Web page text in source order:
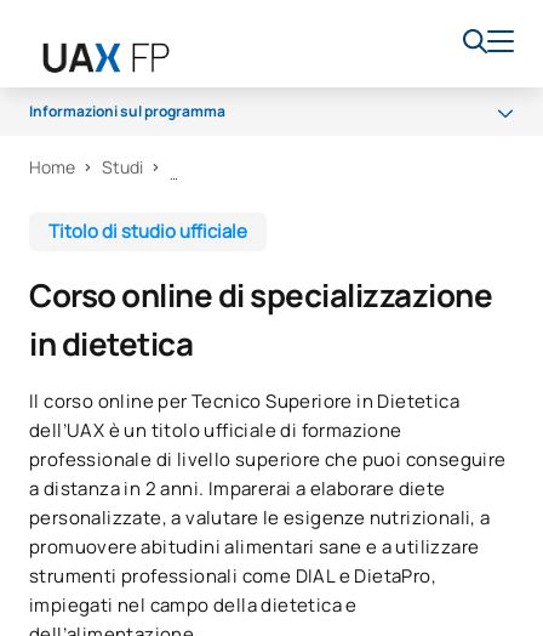
Informazioni sul programma
Programma
Opportunità di carriera
Home Studi
Titolo di studio ufficiale
Corso online di specializzazione
in dietetica
Il corso online per Tecnico Superiore in Dietetica
dell’UAX è un titolo ufficiale di formazione
professionale di livello superiore che puoi conseguire
a distanza in 2 anni. Imparerai a elaborare diete
personalizzate, a valutare le esigenze nutrizionali, a
promuovere abitudini alimentari sane e a utilizzare
strumenti professionali come DIAL e DietaPro,
impiegati nel campo della dietetica e